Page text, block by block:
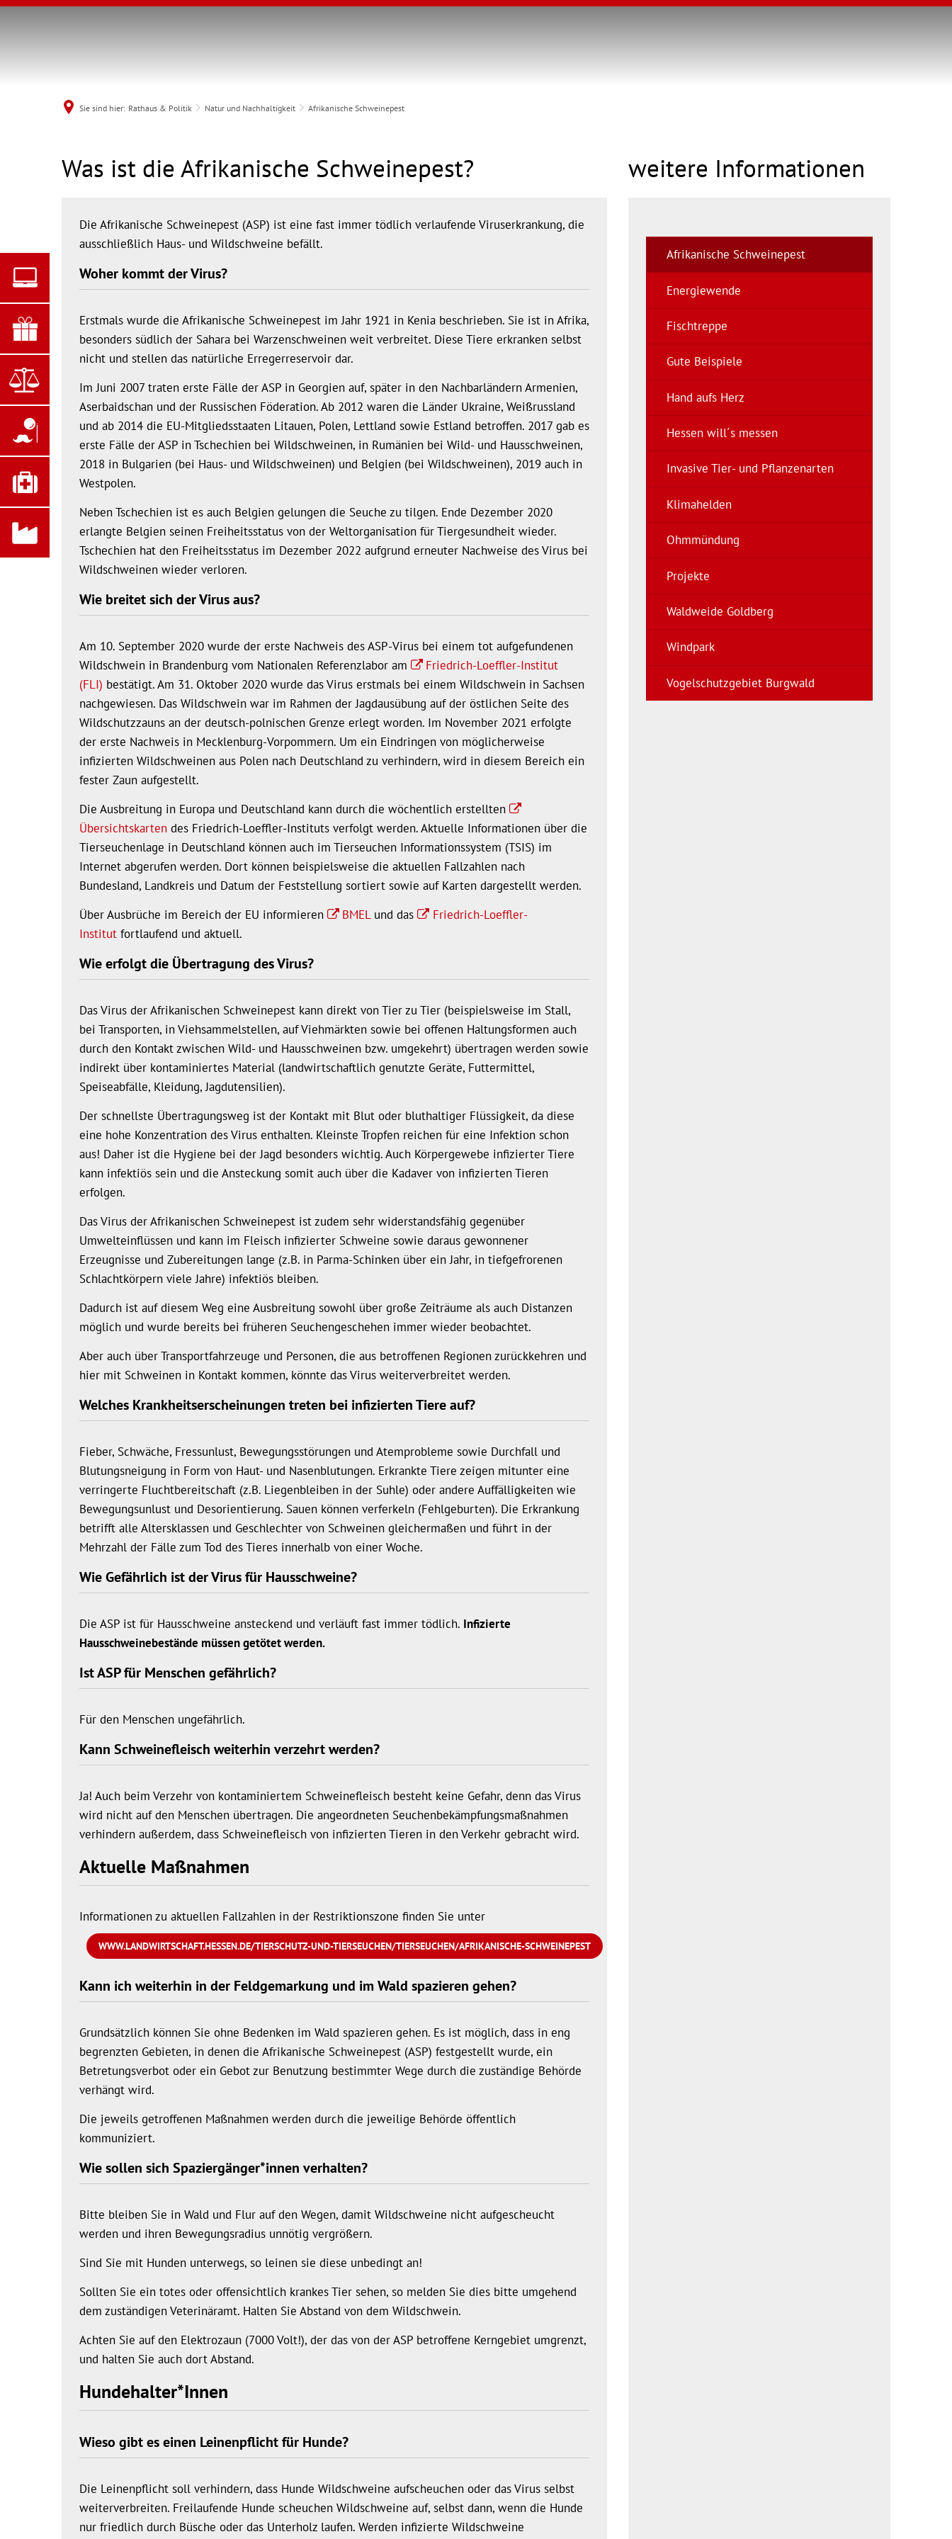
Sie sind hier: Rathaus & Politik Natur und Nachhaltigkeit Afrikanische Schweinepest
Afrikanische
Was ist die Afrikanische Schweinepest?
Die Afrikanische Schweinepest (ASP) ist eine fast immer tödlich verlaufende Viruserkrankung, die
ausschließlich Haus- und Wildschweine befällt.
Woher kommt der Virus?
Erstmals wurde die Afrikanische Schweinepest im Jahr 1921 in Kenia beschrieben. Sie ist in Afrika,
besonders südlich der Sahara bei Warzenschweinen weit verbreitet. Diese Tiere erkranken selbst
nicht und stellen das natürliche Erregerreservoir dar.
Im Juni 2007 traten erste Fälle der ASP in Georgien auf, später in den Nachbarländern Armenien,
Aserbaidschan und der Russischen Föderation. Ab 2012 waren die Länder Ukraine, Weißrussland
und ab 2014 die EU-Mitgliedsstaaten Litauen, Polen, Lettland sowie Estland betroffen. 2017 gab es
erste Fälle der ASP in Tschechien bei Wildschweinen, in Rumänien bei Wild- und Hausschweinen,
2018 in Bulgarien (bei Haus- und Wildschweinen) und Belgien (bei Wildschweinen), 2019 auch in
Westpolen.
Neben Tschechien ist es auch Belgien gelungen die Seuche zu tilgen. Ende Dezember 2020
erlangte Belgien seinen Freiheitsstatus von der Weltorganisation für Tiergesundheit wieder.
Tschechien hat den Freiheitsstatus im Dezember 2022 aufgrund erneuter Nachweise des Virus bei
Wildschweinen wieder verloren.
Wie breitet sich der Virus aus?
Am 10. September 2020 wurde der erste Nachweis des ASP-Virus bei einem tot aufgefundenen
Wildschwein in Brandenburg vom Nationalen Referenzlabor am
Friedrich-Loeffler-Institut
(FLI) bestätigt. Am 31. Oktober 2020 wurde das Virus erstmals bei einem Wildschwein in Sachsen
nachgewiesen. Das Wildschwein war im Rahmen der Jagdausübung auf der östlichen Seite des
Wildschutzzauns an der deutsch-polnischen Grenze erlegt worden. Im November 2021 erfolgte
der erste Nachweis in Mecklenburg-Vorpommern. Um ein Eindringen von möglicherweise
infizierten Wildschweinen aus Polen nach Deutschland zu verhindern, wird in diesem Bereich ein
fester Zaun aufgestellt.
Die Ausbreitung in Europa und Deutschland kann durch die wöchentlich erstellten
Übersichtskarten des Friedrich-Loeffler-Instituts verfolgt werden. Aktuelle Informationen über die
Tierseuchenlage in Deutschland können auch im Tierseuchen Informationssystem (TSIS) im
Internet abgerufen werden. Dort können beispielsweise die aktuellen Fallzahlen nach
Bundesland, Landkreis und Datum der Feststellung sortiert sowie auf Karten dargestellt werden.
Über Ausbrüche im Bereich der EU informieren
BMELund das
Friedrich-Loeffler-
Institut fortlaufend und aktuell.
Wie erfolgt die Übertragung des Virus?
Das Virus der Afrikanischen Schweinepest kann direkt von Tier zu Tier (beispielsweise im Stall,
bei Transporten, in Viehsammelstellen, auf Viehmärkten sowie bei offenen Haltungsformen auch
durch den Kontakt zwischen Wild- und Hausschweinen bzw. umgekehrt) übertragen werden sowie
indirekt über kontaminiertes Material (landwirtschaftlich genutzte Geräte, Futtermittel,
Speiseabfälle, Kleidung, Jagdutensilien).
Der schnellste Übertragungsweg ist der Kontakt mit Blut oder bluthaltiger Flüssigkeit, da diese
eine hohe Konzentration des Virus enthalten. Kleinste Tropfen reichen für eine Infektion schon
aus! Daher ist die Hygiene bei der Jagd besonders wichtig. Auch Körpergewebe infizierter Tiere
kann infektiös sein und die Ansteckung somit auch über die Kadaver von infizierten Tieren
erfolgen.
Das Virus der Afrikanischen Schweinepest ist zudem sehr widerstandsfähig gegenüber
Umwelteinflüssen und kann im Fleisch infizierter Schweine sowie daraus gewonnener
Erzeugnisse und Zubereitungen lange (z.B. in Parma-Schinken über ein Jahr, in tiefgefrorenen
Schlachtkörpern viele Jahre) infektiös bleiben.
Dadurch ist auf diesem Weg eine Ausbreitung sowohl über große Zeiträume als auch Distanzen
möglich und wurde bereits bei früheren Seuchengeschehen immer wieder beobachtet.
Aber auch über Transportfahrzeuge und Personen, die aus betroffenen Regionen zurückkehren und
hier mit Schweinen in Kontakt kommen, könnte das Virus weiterverbreitet werden.
Welches Krankheitserscheinungen treten bei infizierten Tiere auf?
Fieber, Schwäche, Fressunlust, Bewegungsstörungen und Atemprobleme sowie Durchfall und
Blutungsneigung in Form von Haut- und Nasenblutungen. Erkrankte Tiere zeigen mitunter eine
verringerte Fluchtbereitschaft (z.B. Liegenbleiben in der Suhle) oder andere Auffälligkeiten wie
Bewegungsunlust und Desorientierung. Sauen können verferkeln (Fehlgeburten). Die Erkrankung
betrifft alle Altersklassen und Geschlechter von Schweinen gleichermaßen und führt in der
Mehrzahl der Fälle zum Tod des Tieres innerhalb von einer Woche.
Wie Gefährlich ist der Virus für Hausschweine?
Die ASP ist für Hausschweine ansteckend und verläuft fast immer tödlich. Infizierte
Hausschweinebestände müssen getötet werden.
Ist ASP für Menschen gefährlich?
Für den Menschen ungefährlich.
Kann Schweinefleisch weiterhin verzehrt werden?
Ja! Auch beim Verzehr von kontaminiertem Schweinefleisch besteht keine Gefahr, denn das Virus
wird nicht auf den Menschen übertragen. Die angeordneten Seuchenbekämpfungsmaßnahmen
verhindern außerdem, dass Schweinefleisch von infizierten Tieren in den Verkehr gebracht wird.
Aktuelle Maßnahmen
Informationen zu aktuellen Fallzahlen in der Restriktionszone finden Sie unter
WWW.LANDWIRTSCHAFT.HESSEN.DE/TIERSCHUTZ-UND-TIERSEUCHEN/TIERSEUCHEN/AFRIKANISCHE-SCHWEINEPEST
Kann ich weiterhin in der Feldgemarkung und im Wald spazieren gehen?
Grundsätzlich können Sie ohne Bedenken im Wald spazieren gehen. Es ist möglich, dass in eng
begrenzten Gebieten, in denen die Afrikanische Schweinepest (ASP) festgestellt wurde, ein
Betretungsverbot oder ein Gebot zur Benutzung bestimmter Wege durch die zuständige Behörde
verhängt wird.
Die jeweils getroffenen Maßnahmen werden durch die jeweilige Behörde öffentlich
kommuniziert.
Wie sollen sich Spaziergänger*innen verhalten?
Bitte bleiben Sie in Wald und Flur auf den Wegen, damit Wildschweine nicht aufgescheucht
werden und ihren Bewegungsradius unnötig vergrößern.
Sind Sie mit Hunden unterwegs, so leinen sie diese unbedingt an!
Sollten Sie ein totes oder offensichtlich krankes Tier sehen, so melden Sie dies bitte umgehend
dem zuständigen Veterinäramt. Halten Sie Abstand von dem Wildschwein.
Achten Sie auf den Elektrozaun (7000 Volt!), der das von der ASP betroffene Kerngebiet umgrenzt,
und halten Sie auch dort Abstand.
Hundehalter*Innen
Wieso gibt es einen Leinenpflicht für Hunde?
Die Leinenpflicht soll verhindern, dass Hunde Wildschweine aufscheuchen oder das Virus selbst
weiterverbreiten. Freilaufende Hunde scheuchen Wildschweine auf, selbst dann, wenn die Hunde
nur friedlich durch Büsche oder das Unterholz laufen. Werden infizierte Wildschweine
weitere Informationen
Afrikanische Schweinepest
Energiewende
Fischtreppe
Gute Beispiele
Hand aufs Herz
Hessen will´s messen
Invasive Tier- und Pflanzenarten
Klimahelden
Ohmmündung
Projekte
Waldweide Goldberg
Windpark
Vogelschutzgebiet Burgwald